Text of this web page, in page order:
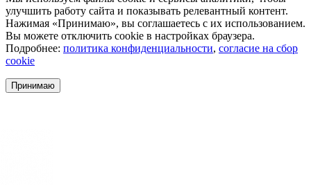
улучшить работу сайта и показывать релевантный контент.
Нажимая «Принимаю», вы соглашаетесь с их использованием.
Вы можете отключить cookie в настройках браузера.
Подробнее: политика конфиденциальности, согласие на сбор
cookie
Принимаю